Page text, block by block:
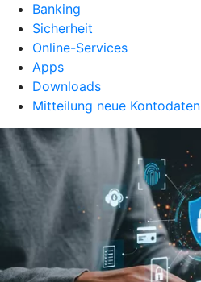
Banking
Sicherheit
Online-Services
Apps
Downloads
Mitteilung neue Kontodaten